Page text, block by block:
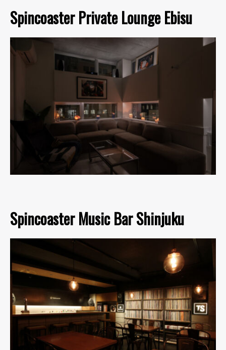
Spincoaster Private Lounge Ebisu
Spincoaster Music Bar Shinjuku